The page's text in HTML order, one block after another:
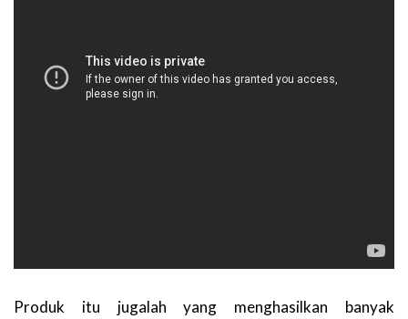
Produk itu jugalah yang menghasilkan banyak